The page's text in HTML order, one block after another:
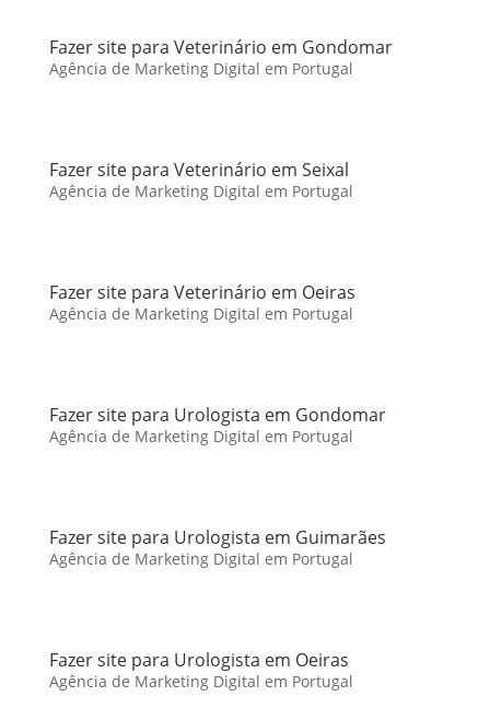
Fazer site para Veterinário em Gondomar
Agência de Marketing Digital em Portugal
Fazer site para Veterinário em Seixal
Agência de Marketing Digital em Portugal
Fazer site para Veterinário em Oeiras
Agência de Marketing Digital em Portugal
Fazer site para Urologista em Gondomar
Agência de Marketing Digital em Portugal
Fazer site para Urologista em Guimarães
Agência de Marketing Digital em Portugal
Fazer site para Urologista em Oeiras
Agência de Marketing Digital em Portugal